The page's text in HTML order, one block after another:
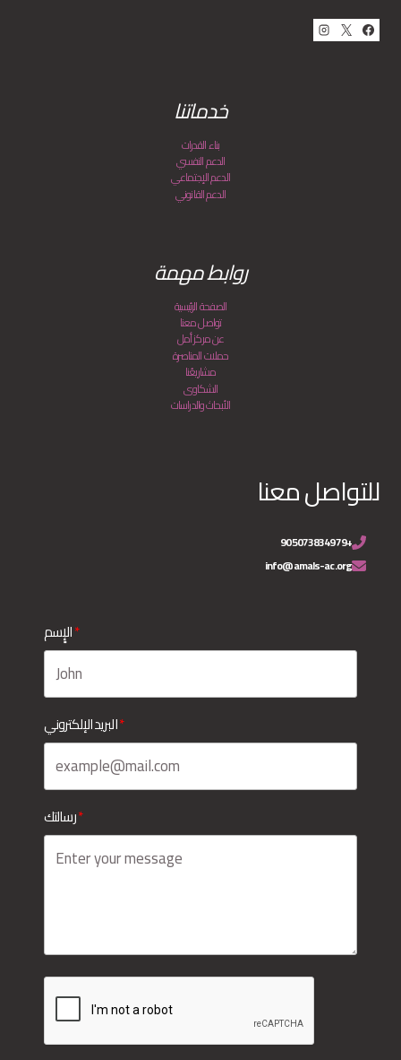
خدماتنا
بناء القدرات
الدعم النفسي
الدعم الإجتماعي
الدعم القانوني
روابط مهمة
الصفحة الرئيسية
تواصل معنا
عن مركز أمل
حملات المناصرة
مشاريعُنا
الشكاوى
الأبحاث والدراسات
للتواصل معنا
+905073834979
info@amals-ac.org
الإٍسم
البريد الإلكتروني
رسالتك